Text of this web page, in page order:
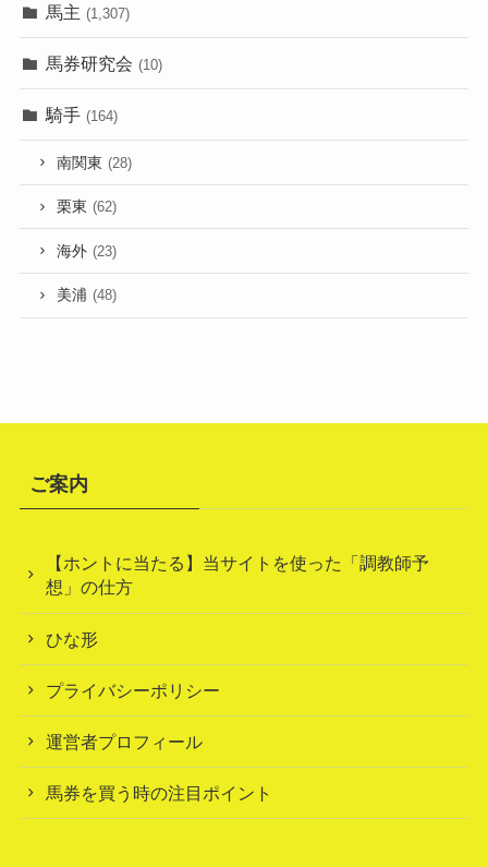
馬主 (1,307)
馬券研究会 (10)
騎手 (164)
南関東 (28)
栗東 (62)
海外 (23)
美浦 (48)
ご案内
【ホントに当たる】当サイトを使った「調教師予
想」の仕方
ひな形
プライバシーポリシー
運営者プロフィール
馬券を買う時の注目ポイント